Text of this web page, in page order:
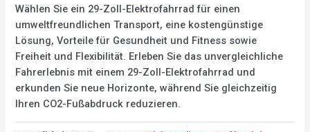
Wählen Sie ein 29-Zoll-Elektrofahrrad für einen
umweltfreundlichen Transport, eine kostengünstige
Lösung, Vorteile für Gesundheit und Fitness sowie
Freiheit und Flexibilität. Erleben Sie das unvergleichliche
Fahrerlebnis mit einem 29-Zoll-Elektrofahrrad und
erkunden Sie neue Horizonte, während Sie gleichzeitig
Ihren CO2-Fußabdruck reduzieren.